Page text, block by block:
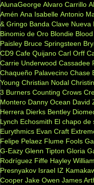
AlunaGeorge Alvaro Carrillo
Amén Ana Isabelle Antonio
& Gringo Banda Clave Nueva
Binomio de Oro Blondie
Paisley Bruce Springsteen
CD9 Cafe Quijano Carl Orff
Carrie Underwood Cassadee
Chaqueño Palavecino Chase
Young Christian Nodal
3 Burners Counting Crows
Montero Danny Ocean David
Herrera Dierks Bentley
Lynch Echosmith El chapo de
Eurythmics Evan Craft
Felipe Pelaez Flume Fools
G-Eazy Glenn Tipton Gloria
Rodríguez Fiffe Hayley
Presnyakov Israel IZ
Cooper Jake Owen James